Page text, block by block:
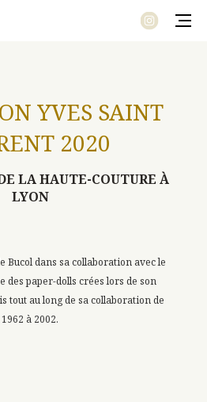
DU TEMPS
TWEED AND JUNGLE
ÉCLECTISME
YVES SAINT
2020
LA HAUTE-COUTURE À
LYON
Bucol dans sa collaboration avec le
des paper-dolls crées lors de son
tout au long de sa collaboration de
1962 à 2002.